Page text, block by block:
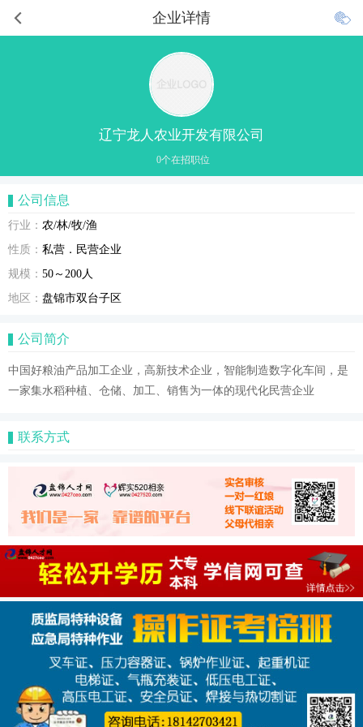
企业详情
辽宁龙人农业开发有限公司
0个在招职位
公司信息
行业： 农/林/牧/渔
性质： 私营．民营企业
规模： 50～200人
地区： 盘锦市双台子区
公司简介
中国好粮油产品加工企业，高新技术企业，智能制造数字化车间，是
一家集水稻种植、仓储、加工、销售为一体的现代化民营企业
联系方式